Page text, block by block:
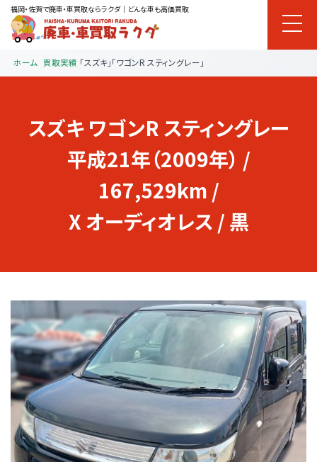
福岡・佐賀で廃車・車買取ならラクダ｜どんな車も高価買取
ホーム 買取実績 「スズキ」「ワゴンR スティングレー」
スズキ ワゴンR スティングレー
平成21年（2009年） /
167,529km /
X オーディオレス / 黒